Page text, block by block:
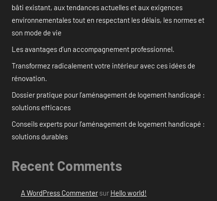
bâti existant, aux tendances actuelles et aux exigences
environnementales tout en respectant les délais, les normes et
son mode de vie
Les avantages d’un accompagnement professionnel.
Transformez radicalement votre intérieur avec ces idées de
rénovation.
Dossier pratique pour l’aménagement de logement handicapé :
solutions efficaces
Conseils experts pour l’aménagement de logement handicapé :
solutions durables
Recent Comments
A WordPress Commentersur Hello world!